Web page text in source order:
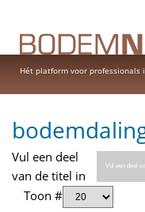
Hét platform voor professionals
Vul een deel
van de titel in
Toon #